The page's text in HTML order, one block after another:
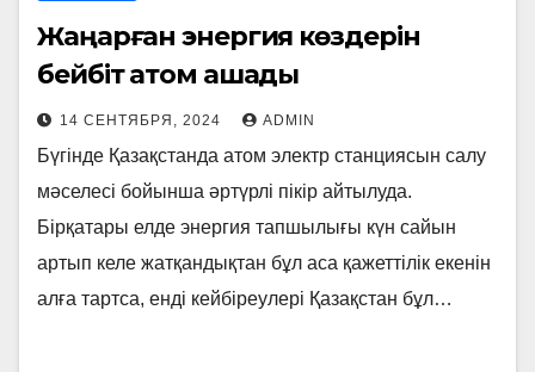
Жаңарған энергия көздерін
бейбіт атом ашады
14 СЕНТЯБРЯ, 2024 ADMIN
Бүгінде Қазақстанда атом электр станциясын салу
мәселесі бойынша әртүрлі пікір айтылуда.
Бірқатары елде энергия тапшылығы күн сайын
артып келе жатқандықтан бұл аса қажеттілік екенін
алға тартса, енді кейбіреулері Қазақстан бұл…